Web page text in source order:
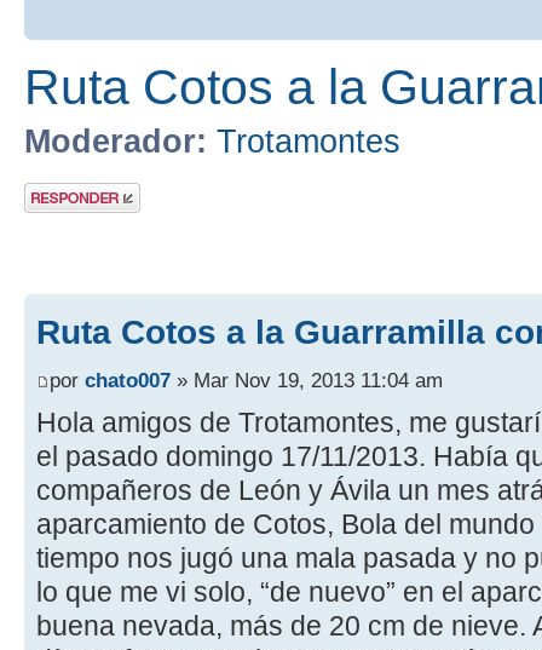
Ruta Cotos a la
Moderador: Trotamontes
Publicar una
respuesta
Ruta Cotos a la Guarramilla
por chato007 » Mar Nov 19, 2013 11:04 am
Hola amigos de Trotamontes, me
el pasado domingo 17/11/2013. Había
compañeros de León y Ávila un mes
aparcamiento de Cotos, Bola del
tiempo nos jugó una mala pasada y no
lo que me vi solo, “de nuevo” en el
buena nevada, más de 20 cm de nieve.